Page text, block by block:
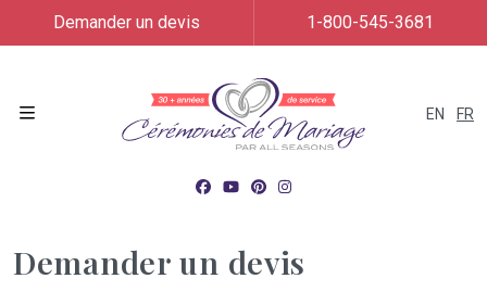
EN FR
Demander un devis 1-800-545-3681
Demander un devis